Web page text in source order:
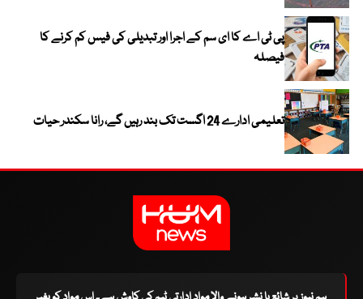
پی ٹی اے کا ای سم کے اجرا اور تبدیلی کی فیس کم کرنے کا
فیصلہ
تعلیمی ادارے 24 اگست تک بند رہیں گے، رانا سکندر حیات